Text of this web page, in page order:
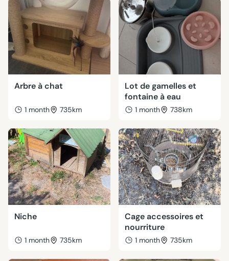
Arbre à chat
1 month 735km
Lot de gamelles et
fontaine à eau
1 month 738km
Niche
1 month 735km
Cage accessoires et
nourriture
1 month 735km